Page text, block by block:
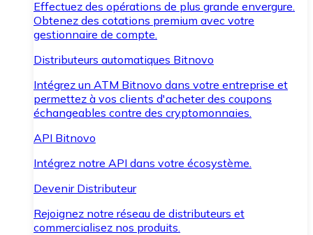
Effectuez des opérations de plus grande envergure.
Obtenez des cotations premium avec votre
gestionnaire de compte.
Distributeurs automatiques Bitnovo
Intégrez un ATM Bitnovo dans votre entreprise et
permettez à vos clients d'acheter des coupons
échangeables contre des cryptomonnaies.
API Bitnovo
Intégrez notre API dans votre écosystème.
Devenir Distributeur
Rejoignez notre réseau de distributeurs et
commercialisez nos produits.